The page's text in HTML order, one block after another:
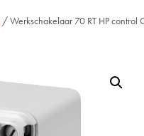
/ Werkschakelaar 70 RT HP control